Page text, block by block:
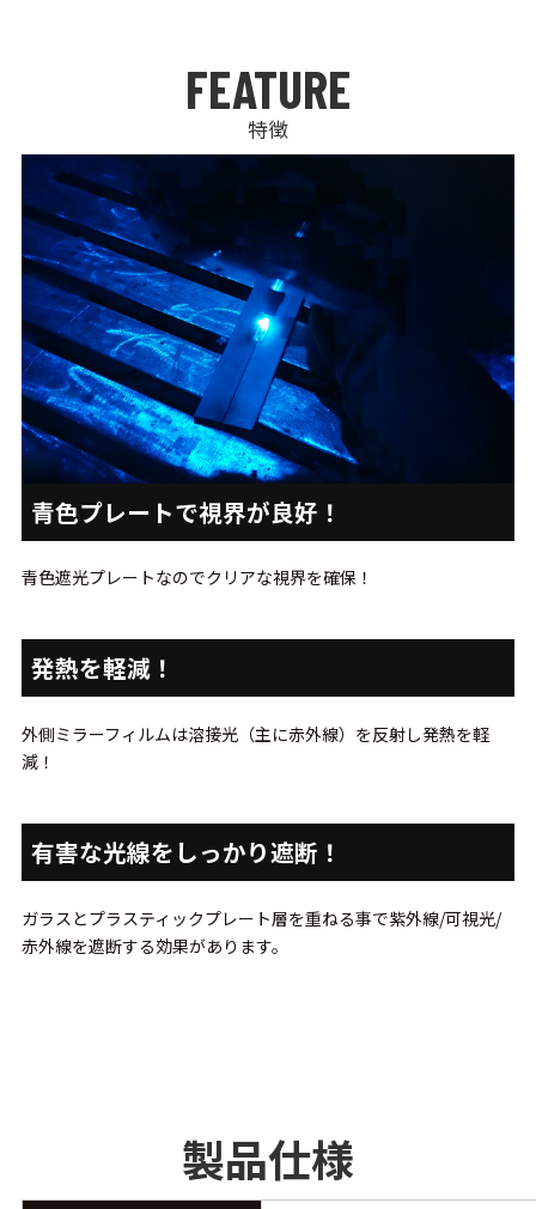
特徴
青色プレートで視界が良好！
青色遮光プレートなのでクリアな視界を確保！
発熱を軽減！
外側ミラーフィルムは溶接光（主に赤外線）を反射し発熱を軽
減！
有害な光線をしっかり遮断！
ガラスとプラスティックプレート層を重ねる事で紫外線/可視光/
赤外線を遮断する効果があります。
製品仕様